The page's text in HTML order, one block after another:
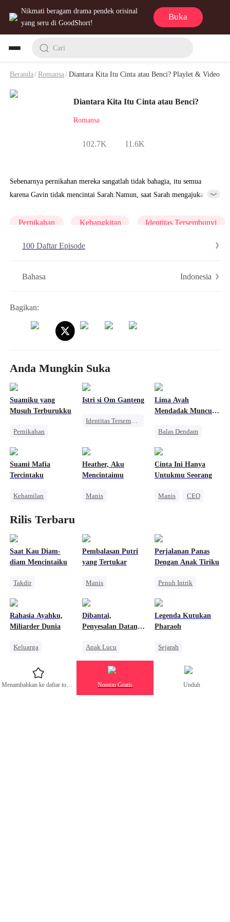
Nikmati beragam drama pendek orisinal
yang seru di GoodShort!
Buka
Cari
Beranda /Romansa /Diantara Kita Itu Cinta atau Benci? Playlet & Video
Diantara Kita Itu Cinta atau Benci?
Romansa
102.7K 11.6K
Sebenarnya pernikahan mereka sangatlah tidak bahagia, itu semua
karena Gavin tidak mencintai Sarah.Namun, saat Sarah mengajukan
pergi. Apa sih yang terjadi di antara mereka?
Pernikahan Kebangkitan Identitas Tersembunyi
100 Daftar Episode
Bahasa Indonesia
Bagikan:
Anda Mungkin Suka
Suamiku yang
Musuh Terburukku
Pernikahan
Pembalasan
Istri si Om Ganteng
Identitas Tersembunyi
Nikah Kilat
Kehamilan
Lima Ayah
Mendadak Muncul
Perceraianku
Balas Dendam
Suami Mafia
Tercintaku
Kehamilan
Cinderella
Heather, Aku
Mencintaimu
Manis
Salah Paham
Cinta Ini Hanya
Untukmu Seorang
Manis
CEO
Rilis Terbaru
Saat Kau Diam-
diam Mencintaiku
Takdir
Pembalasan Putri
yang Tertukar
Manis
Perjalanan Panas
Dengan Anak Tiriku
Penuh Intrik
Perselingkuhan
Rahasia Ayahku,
Miliarder Dunia
Keluarga
Miliuner
Pembalasan
Dibantai,
Penyesalan Datang
Anak Lucu
Penyesalan
Penuh Intrik
Sakit Hati
Legenda Kutukan
Pharaoh
Sejarah
Penyesalan
Menambahkan ke daftar tontonan Nonton Gratis Unduh